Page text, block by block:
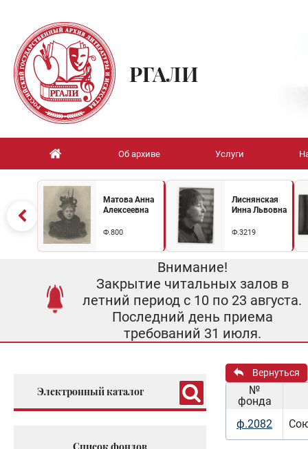
РГАЛИ
Об архиве Услуги
Матова Анна
Алексеевна
Ф.800
Лиснянская
Инна Львовна
Ф.3219
Внимание!
Закрытие читальных залов в
летний период с 10 по 23 августа.
Последний день приема
требований 31 июля.
Электронный каталог
Список фондов
Вернуться
№
фонда
ф.2082